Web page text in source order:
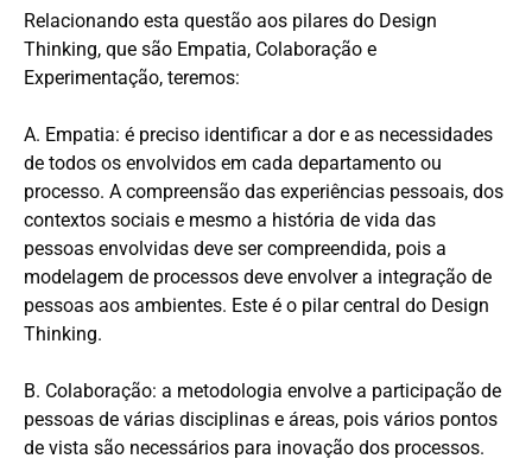
Relacionando esta questão aos pilares do Design
Thinking, que são Empatia, Colaboração e
Experimentação, teremos:
A. Empatia: é preciso identificar a dor e as necessidades
de todos os envolvidos em cada departamento ou
processo. A compreensão das experiências pessoais, dos
contextos sociais e mesmo a história de vida das
pessoas envolvidas deve ser compreendida, pois a
modelagem de processos deve envolver a integração de
pessoas aos ambientes. Este é o pilar central do Design
Thinking.
B. Colaboração: a metodologia envolve a participação de
pessoas de várias disciplinas e áreas, pois vários pontos
de vista são necessários para inovação dos processos.